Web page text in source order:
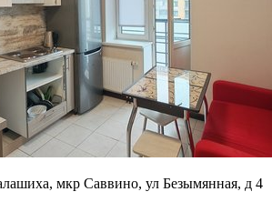
мкр Саввино, ул Безымянная, д 4